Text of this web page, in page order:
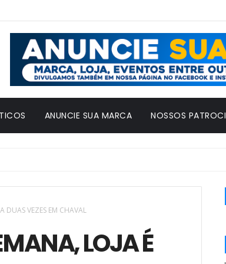
ANUNCIE SUA MARCA NOSSOS
DUAS VEZES EM CHAVAL
LOJA É